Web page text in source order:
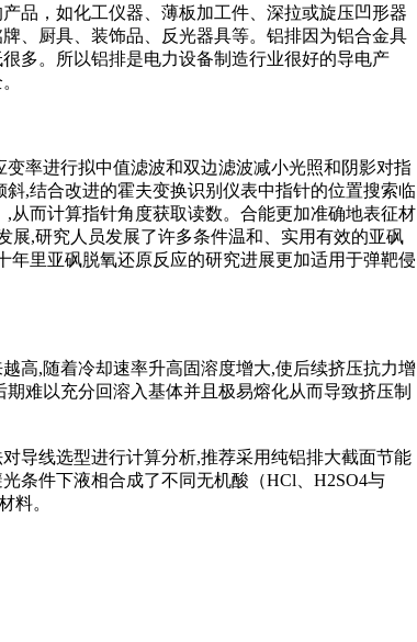
品，如化工仪器、薄板加工件、深拉或旋压凹形器
、厨具、装饰品、反光器具等。铝排因为铝合金具
多。所以铝排是电力设备制造行业很好的导电产
率进行拟中值滤波和双边滤波减小光照和阴影对指
,结合改进的霍夫变换识别仪表中指针的位置搜索临
从而计算指针角度获取读数。合能更加准确地表征材
展,研究人员发展了许多条件温和、实用有效的亚砜
年里亚砜脱氧还原反应的研究进展更加适用于弹靶侵
高,随着冷却速率升高固溶度增大,使后续挤压抗力增
难以充分回溶入基体并且极易熔化从而导致挤压制
导线选型进行计算分析,推荐采用纯铝排大截面节能
条件下液相合成了不同无机酸（HCl、H2SO4与
料。